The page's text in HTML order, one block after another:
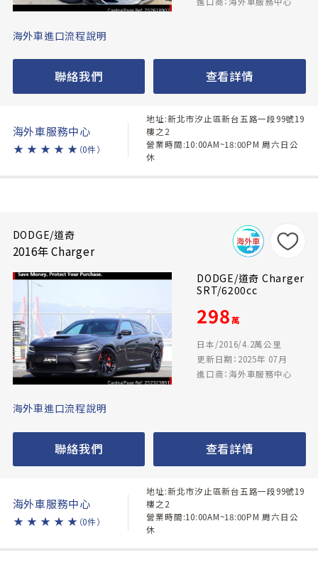
海外車進口流程說明
聯絡我們 查看詳情
海外車服務中心
★ ★ ★ ★ ★ （0件）
地址:新北市汐止區新台五路一段99號19
樓之2
營業時間:10:00AM~18:00PM 周六日公
休
DODGE/道奇
2016年 Charger
DODGE/道奇 Charger
SRT/6200cc
298萬
日本/2016/4.2萬公里
更新日期：2025年 07月
進口商：海外車服務中心
海外車進口流程說明
聯絡我們 查看詳情
海外車服務中心
★ ★ ★ ★ ★ （0件）
地址:新北市汐止區新台五路一段99號19
樓之2
營業時間:10:00AM~18:00PM 周六日公
休